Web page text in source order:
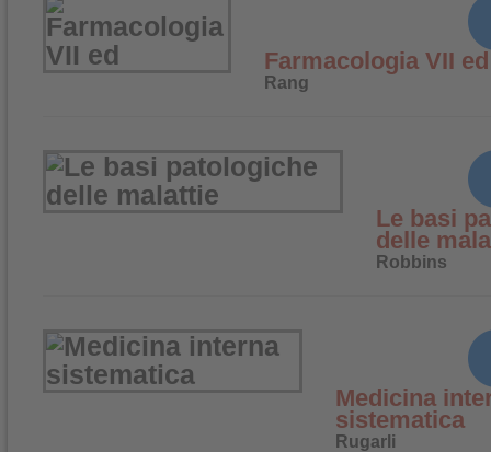
Farmacologia VII ed
Rang
Le basi
delle
Robbins
Medicina
sistematica
Rugarli